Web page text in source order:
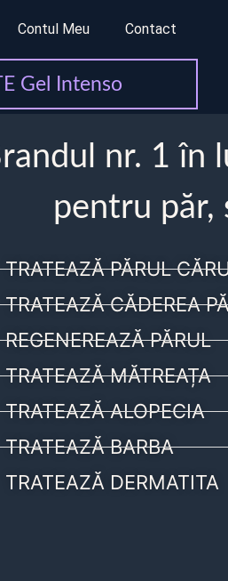
Contul Meu Contact
Gel Intenso
nr. 1 în
pentru păr,
TRATEAZĂ PĂRUL
TRATEAZĂ CĂDEREA
REGENEREAZĂ PĂRUL
TRATEAZĂ MĂTREAȚA
TRATEAZĂ ALOPECIA
TRATEAZĂ BARBA
TRATEAZĂ DERMATITA